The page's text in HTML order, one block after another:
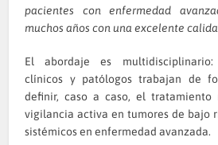
pacientes con enfermedad
muchos años con una excelente
El abordaje es multidisciplinario:
clínicos y patólogos trabajan de
definir, caso a caso, el tratamiento
vigilancia activa en tumores de bajo
sistémicos en enfermedad avanzada.